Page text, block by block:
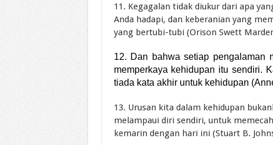
11. Kegagalan tidak diukur dari apa
Anda hadapi, dan keberanian yang
yang bertubi-tubi (Orison Swett
12. Dan bahwa setiap pengalaman
memperkaya kehidupan itu sendiri.
tiada kata akhir untuk kehidupan
13. Urusan kita dalam kehidupan
melampaui diri sendiri, untuk
kemarin dengan hari ini (Stuart B.